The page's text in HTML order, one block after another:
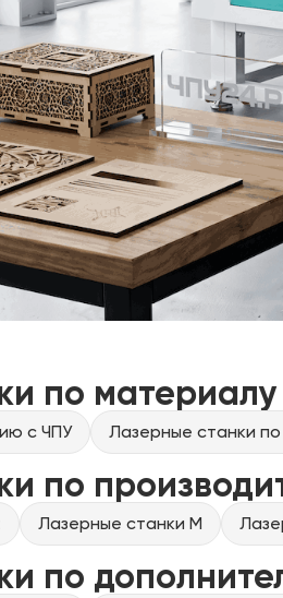
по материалу
с ЧПУ Лазерные станки
по
Лазерные станки M
по